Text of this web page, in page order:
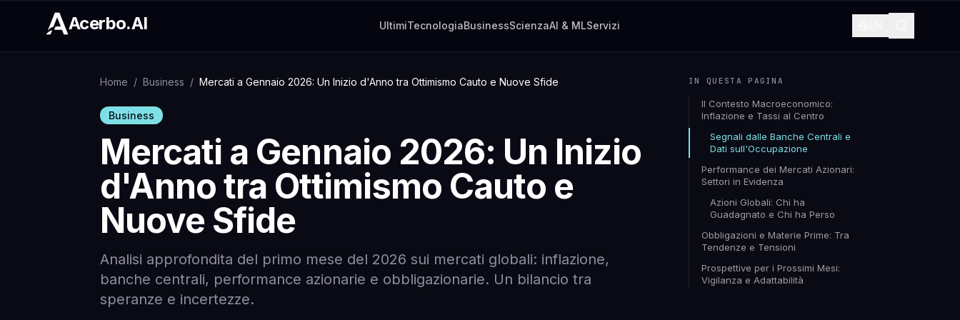
Acerbo.AI UltimiTecnologiaBusinessScienzaAI & MLServizi
Home / Business / Mercati a Gennaio 2026: Un Inizio d'Anno tra Ottimismo Cauto e Nuove Sfide
Business
Mercati a Gennaio 2026: Un Inizio
d'Anno tra Ottimismo Cauto e
Nuove Sfide
Analisi approfondita del primo mese del 2026 sui mercati globali: inflazione,
banche centrali, performance azionarie e obbligazionarie. Un bilancio tra
speranze e incertezze.
IN QUESTA PAGINA
Il Contesto Macroeconomico:
Inflazione e Tassi al Centro
Segnali dalle Banche Centrali e
Dati sull'Occupazione
Performance dei Mercati Azionari:
Settori in Evidenza
Azioni Globali: Chi ha
Guadagnato e Chi ha Perso
Obbligazioni e Materie Prime: Tra
Tendenze e Tensioni
Prospettive per i Prossimi Mesi:
Vigilanza e Adattabilità